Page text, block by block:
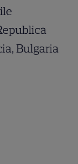
Bulgaria